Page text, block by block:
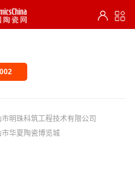
市明珠科筑工程技术有限公司
市华夏陶瓷博览城